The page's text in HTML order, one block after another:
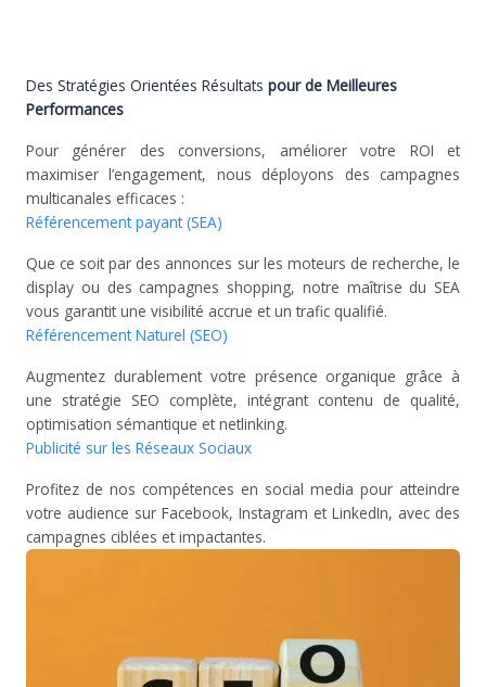
Des Stratégies Orientées Résultats pour de Meilleures
Performances
Pour générer des conversions, améliorer votre ROI et
maximiser l’engagement, nous déployons des campagnes
multicanales efficaces :
Référencement payant (SEA)
Que ce soit par des annonces sur les moteurs de recherche, le
display ou des campagnes shopping, notre maîtrise du SEA
vous garantit une visibilité accrue et un trafic qualifié.
Référencement Naturel (SEO)
Augmentez durablement votre présence organique grâce à
une stratégie SEO complète, intégrant contenu de qualité,
optimisation sémantique et netlinking.
Publicité sur les Réseaux Sociaux
Profitez de nos compétences en social media pour atteindre
votre audience sur Facebook, Instagram et LinkedIn, avec des
campagnes ciblées et impactantes.